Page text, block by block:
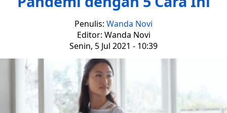
Penulis: Wanda Novi
Editor: Wanda Novi
Senin, 5 Jul 2021 - 10:39